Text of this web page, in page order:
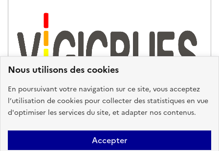
Nous utilisons des cookies
En poursuivant votre navigation sur ce site, vous acceptez
l’utilisation de cookies pour collecter des statistiques en vue
d'optimiser les services du site, et adapter nos contenus.
Accepter